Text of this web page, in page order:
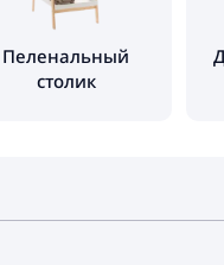
Пеленальный
столик